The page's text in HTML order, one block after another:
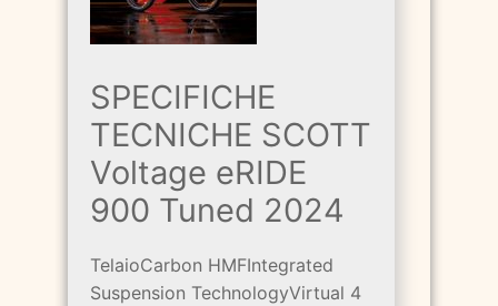
SPECIFICHE
TECNICHE SCOTT
Voltage eRIDE
900 Tuned 2024
TelaioCarbon HMFIntegrated
Suspension TechnologyVirtual 4